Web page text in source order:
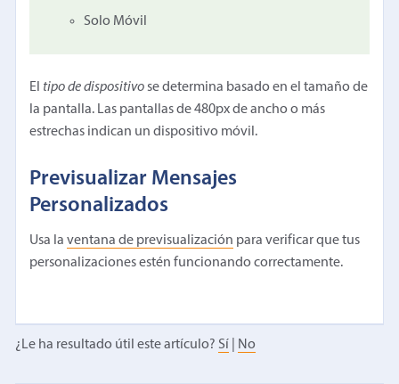
Solo Móvil
El tipo de dispositivose determina basado en el tamaño de
la pantalla. Las pantallas de 480px de ancho o más
estrechas indican un dispositivo móvil.
Previsualizar Mensajes
Personalizados
Usa laventana de previsualización para verificar que tus
personalizaciones estén funcionando correctamente.
¿Le ha resultado útil este artículo? Sí| No